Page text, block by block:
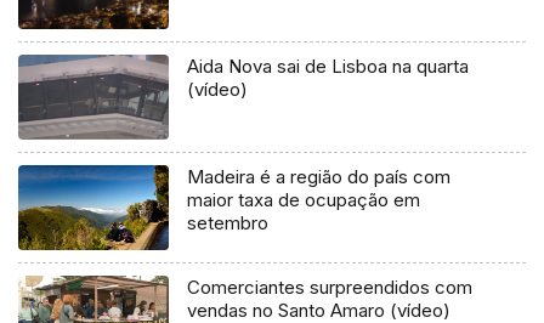
Aida Nova sai de Lisboa na quarta
(vídeo)
Madeira é a região do país com
maior taxa de ocupação em
setembro
Comerciantes surpreendidos com
vendas no Santo Amaro (vídeo)